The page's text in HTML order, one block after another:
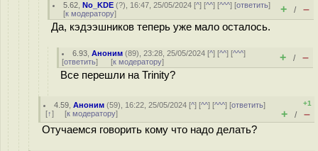
5.62 ,No_KDE (?), 16:47, 25/05/2024 [^] [^^] [^^^] [ответить]
[к модератору] + / –
Да, кэдээшников теперь уже мало осталось.
6.93 ,Аноним (89), 23:28, 25/05/2024 [^] [^^] [^^^]
[ответить] [к модератору] + / –
Все перешли на Trinity?
4.59 ,Аноним (59), 16:22, 25/05/2024 [^] [^^] [^^^] [ответить]
[↑] [к модератору]
+1
+ / –
Отучаемся говорить кому что надо делать?